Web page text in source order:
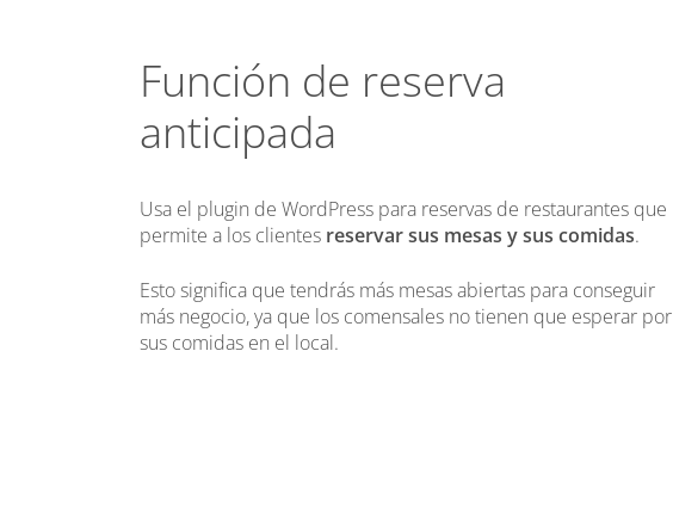
Función de reserva
anticipada
Usa el plugin de WordPress para reservas de restaurantes que
permite a los clientes reservar sus mesas y sus comidas.
Esto significa que tendrás más mesas abiertas para conseguir
más negocio, ya que los comensales no tienen que esperar por
sus comidas en el local.